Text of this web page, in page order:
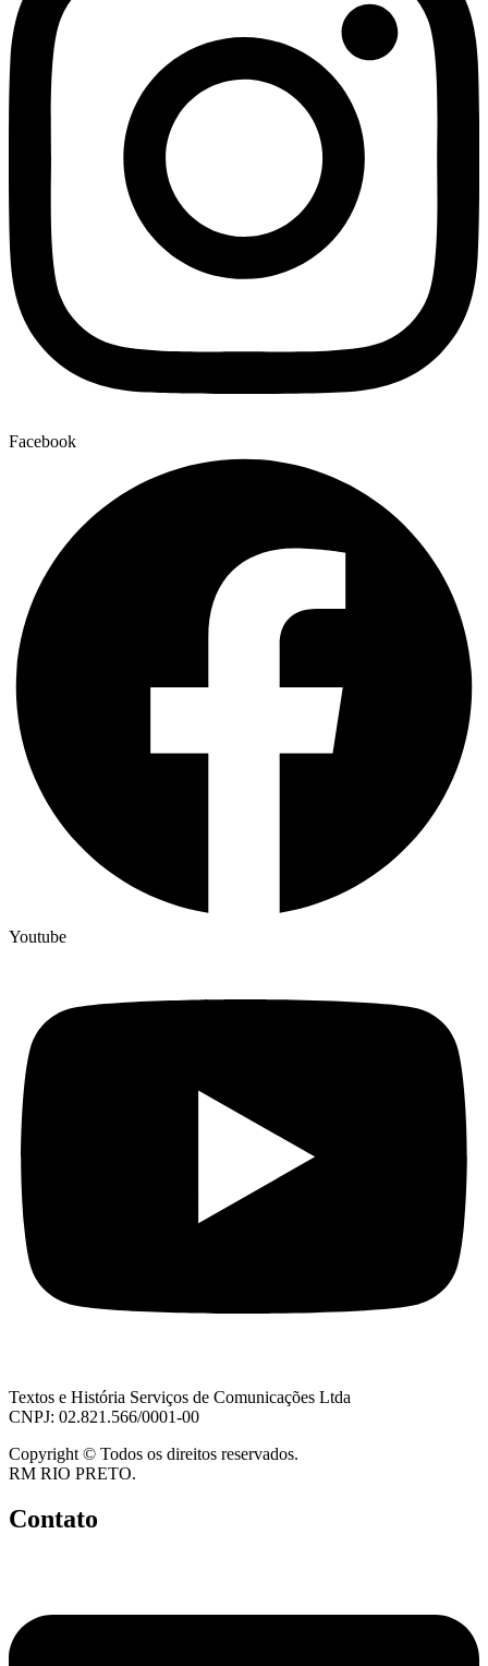
Facebook
Youtube
Textos e História Serviços de Comunicações Ltda
CNPJ: 02.821.566/0001-00
Copyright © Todos os direitos reservados.
RM RIO PRETO.
Contato